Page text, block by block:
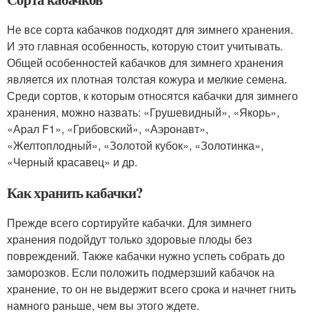
Не все сорта кабачков подходят для зимнего хранения.
И это главная особенность, которую стоит учитывать.
Общей особенностей кабачков для зимнего хранения
является их плотная толстая кожура и мелкие семена.
Среди сортов, к которым относятся кабачки для зимнего
хранения, можно назвать: «Грушевидный», «Якорь»,
«Арал F1», «Грибовский», «Аэронавт»,
«Желтоплодный», «Золотой кубок», «Золотинка»,
«Черный красавец» и др.
Как хранить кабачки?
Прежде всего сортируйте кабачки. Для зимнего
хранения подойдут только здоровые плоды без
повреждений. Также кабачки нужно успеть собрать до
заморозков. Если положить подмерзший кабачок на
хранение, то он не выдержит всего срока и начнет гнить
намного раньше, чем вы этого ждете.